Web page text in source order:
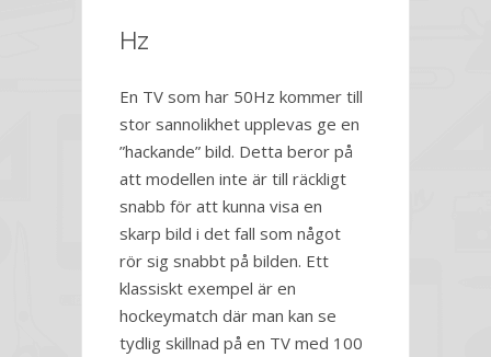
Hz
En TV som har 50Hz kommer till
stor sannolikhet upplevas ge en
”hackande” bild. Detta beror på
att modellen inte är till räckligt
snabb för att kunna visa en
skarp bild i det fall som något
rör sig snabbt på bilden. Ett
klassiskt exempel är en
hockeymatch där man kan se
tydlig skillnad på en TV med 100